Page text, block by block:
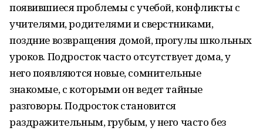
появившиеся проблемы с учебой, конфликты с
учителями, родителями и сверстниками,
поздние возвращения домой, прогулы школьных
уроков. Подросток часто отсутствует дома, у
него появляются новые, сомнительные
знакомые, с которыми он ведет тайные
разговоры. Подросток становится
раздражительным, грубым, у него часто без